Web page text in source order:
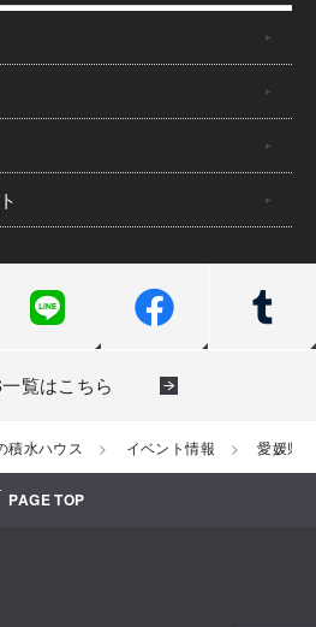
覧はこちら
積水ハウス イベント情報 愛媛県
PAGE TOP